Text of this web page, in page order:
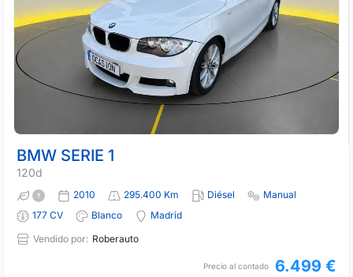
BMW SERIE 1
120d
2010 295.400 Km Diésel
Manual
177 CV
Blanco
Madrid
Vendido por: Roberauto
Precio al contado 6.499 €